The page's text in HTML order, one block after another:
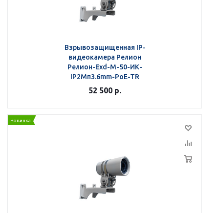
Взрывозащищенная IP-
видеокамера Релион
Релион-Exd-М-50-ИК-
IP2Мп3.6mm-PoE-TR
52 500 р.
Новинка